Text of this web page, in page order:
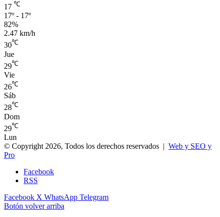
17 ℃
17º - 17º
82%
2.47 km/h
30℃
Jue
29℃
Vie
26℃
Sáb
28℃
Dom
29℃
Lun
© Copyright 2026, Todos los derechos reservados | Web y SEO y
Pro
Facebook
RSS
Facebook X WhatsApp Telegram
Botón volver arriba